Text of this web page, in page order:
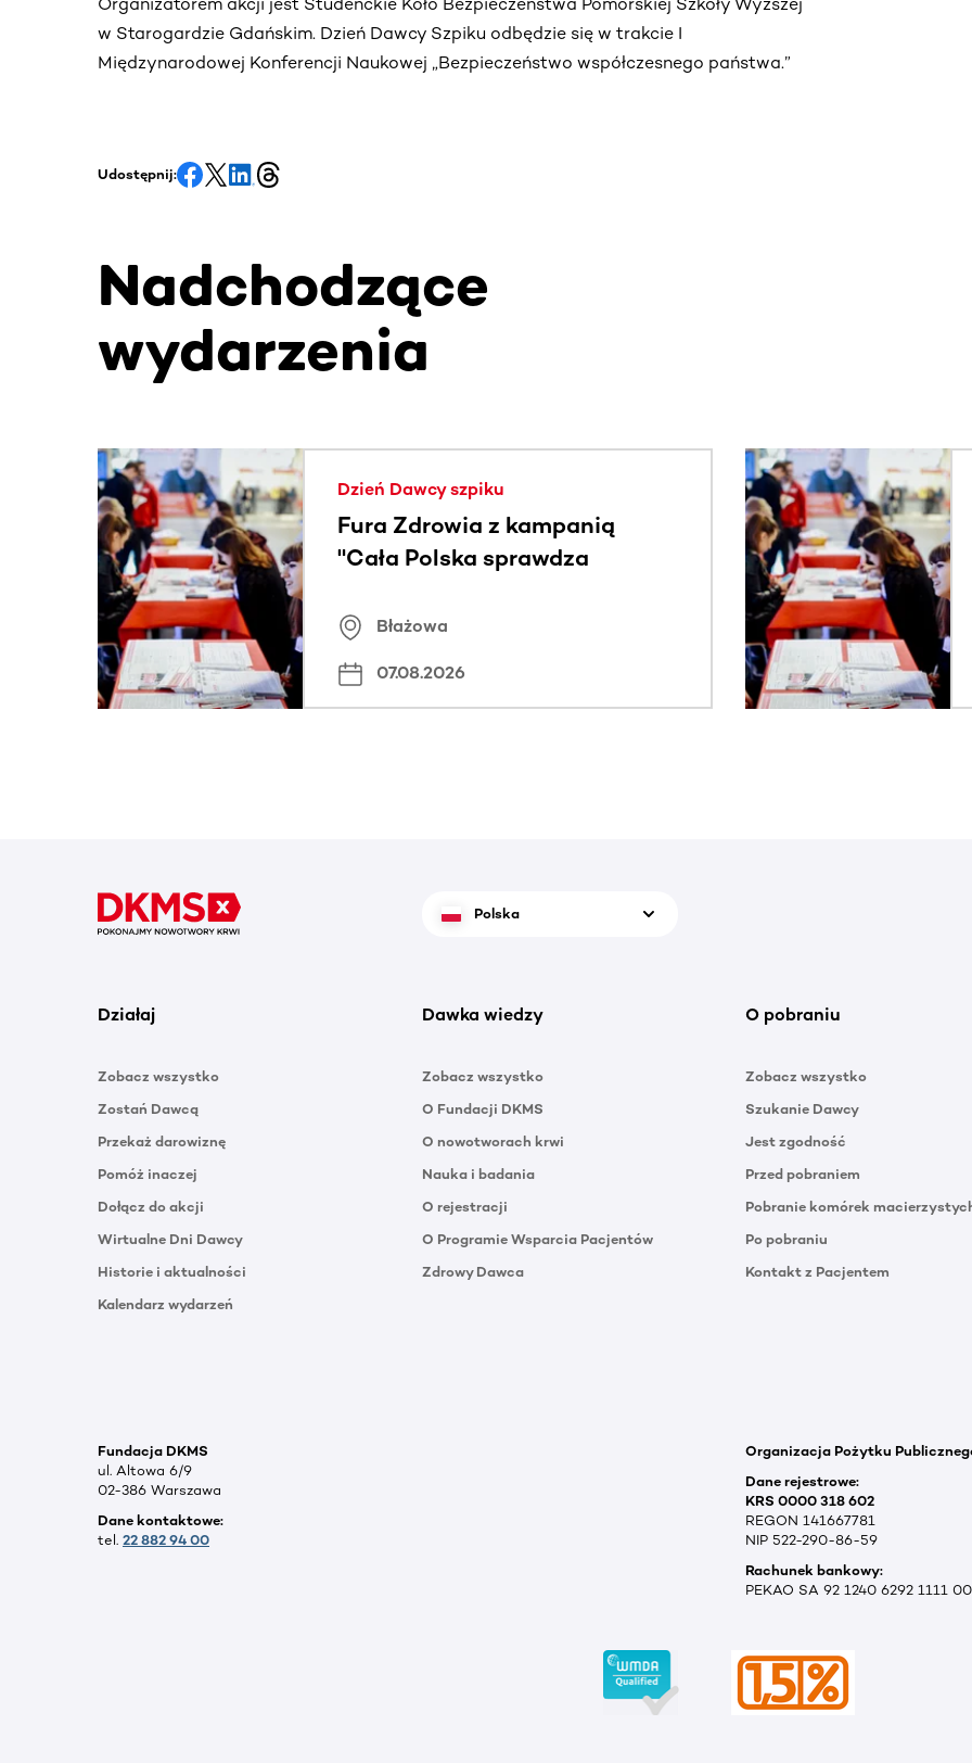
w Starogardzie Gdańskim. Dzień Dawcy Szpiku odbędzie się w trakcie I
Międzynarodowej Konferencji Naukowej „Bezpieczeństwo współczesnego państwa.”
Udostępnij:
Nadchodzące
wydarzenia
Ta sekcja zawiera treści przewijane w poziomie. Użyj klawisza Tab lub przesuń palcem, aby zobaczyć
Dzień Dawcy szpiku
Fura Zdrowia z kampanią
"Cała Polska sprawdza
Błażowa
07.08.2026
Polska
Działaj
Zobacz wszystko
Zostań Dawcą
Przekaż darowiznę
Pomóż inaczej
Dołącz do akcji
Wirtualne Dni Dawcy
Historie i aktualności
Kalendarz wydarzeń
Dawka wiedzy
Zobacz wszystko
O Fundacji DKMS
O nowotworach krwi
Nauka i badania
O rejestracji
O Programie Wsparcia Pacjentów
Zdrowy Dawca
O pobraniu
Zobacz wszystko
Szukanie Dawcy
Jest zgodność
Przed pobraniem
Pobranie komórek
Po pobraniu
Kontakt z Pacjentem
Fundacja DKMS
ul. Altowa 6/9
02-386 Warszawa
Dane kontaktowe:
tel. 22 882 94 00
Organizacja Pożytku
Dane rejestrowe:
KRS 0000 318 602
REGON 141667781
NIP 522-290-86-59
Rachunek bankowy:
PEKAO SA 92 1240 6292 1111